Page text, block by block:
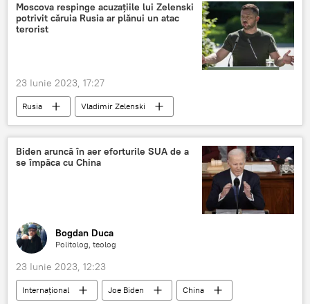
Moscova respinge acuzațiile lui Zelenski
potrivit căruia Rusia ar plănui un atac
terorist
23 Iunie 2023, 17:27
Rusia
Vladimir Zelenski
Atac terorist
Ucraina
Biden aruncă în aer eforturile SUA de a
se împăca cu China
Bogdan Duca
Politolog, teolog
23 Iunie 2023, 12:23
Internaţional Joe Biden
China